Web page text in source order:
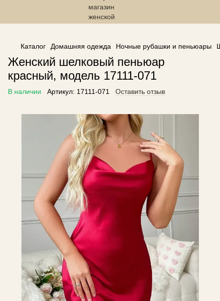
------------------------------------------------
Каталог Домашняя одежда Ночные рубашки и пеньюары
Женский шелковый пеньюар
красный, модель 17111-071
В наличии Артикул: 17111-071 Оставить отзыв